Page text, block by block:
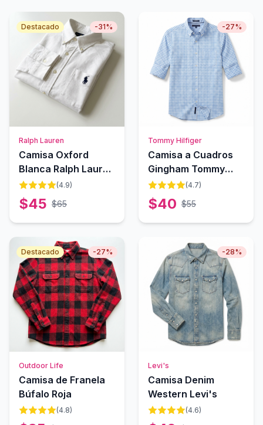
Destacado -31%
Ralph Lauren
Camisa Oxford
Blanca Ralph Lauren
Classic (4.9)
$45 $65
-27%
Tommy Hilfiger
Camisa a Cuadros
Gingham Tommy
Hilfiger (4.7)
$40 $55
Destacado -27%
Outdoor Life
Camisa de Franela
Búfalo Roja
(4.8)
-28%
Levi's
Camisa Denim
Western Levi's
(4.6)